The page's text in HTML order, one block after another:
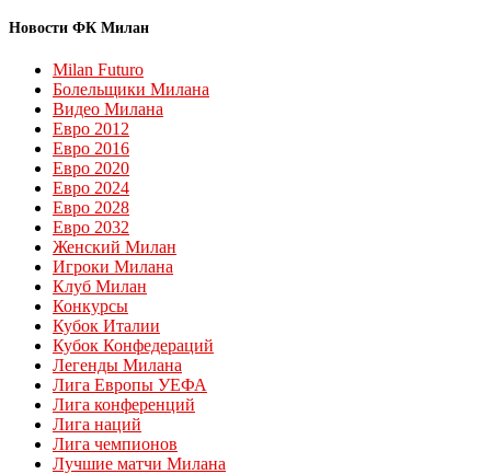
Новости ФК Милан
Milan Futuro
Болельщики Милана
Видео Милана
Евро 2012
Евро 2016
Евро 2020
Евро 2024
Евро 2028
Евро 2032
Женский Милан
Игроки Милана
Клуб Милан
Конкурсы
Кубок Италии
Кубок Конфедераций
Легенды Милана
Лига Европы УЕФА
Лига конференций
Лига наций
Лига чемпионов
Лучшие матчи Милана